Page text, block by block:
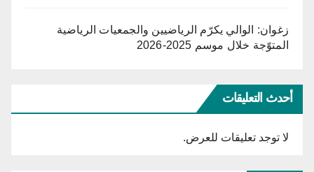
زغوان: الوالي يكرّم الرياضيين والجمعيات الرياضية
المتوّجة خلال موسم 2025-2026
أحدث التعليقات
لا توجد تعليقات للعرض.